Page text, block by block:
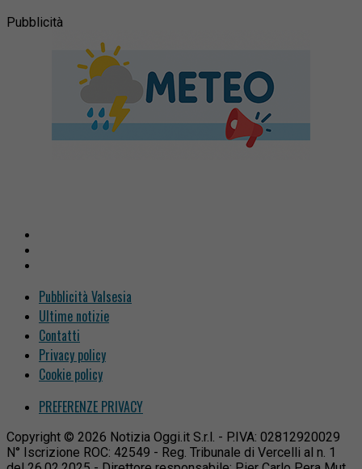
Pubblicità
Pubblicità Valsesia
Ultime notizie
Contatti
Privacy policy
Cookie policy
PREFERENZE PRIVACY
Copyright © 2026 Notizia Oggi.it S.r.l. - P.IVA: 02812920029
N° Iscrizione ROC: 42549 - Reg. Tribunale di Vercelli al n. 1